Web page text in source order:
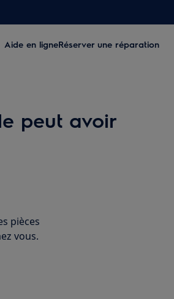
Aide en ligneRéserver une réparation
peut avoir
pièces
vous.